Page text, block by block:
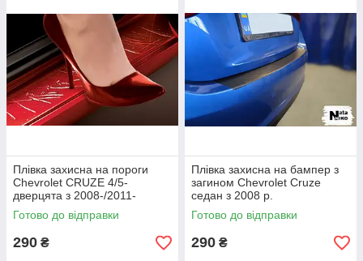
Плівка захисна на пороги
Chevrolet CRUZE 4/5-
дверцята з 2008-/2011-
Готово до відправки
290 ₴
Плівка захисна на бампер з
загином Chevrolet Cruze
седан з 2008 р.
Готово до відправки
290 ₴